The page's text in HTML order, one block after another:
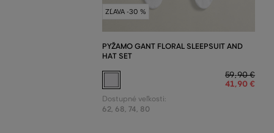
ZĽAVA -30 %
PYŽAMO GANT FLORAL SLEEPSUIT AND
HAT SET
59,90 €
41,90 €
Dostupné veľkosti:
62, 68, 74, 80